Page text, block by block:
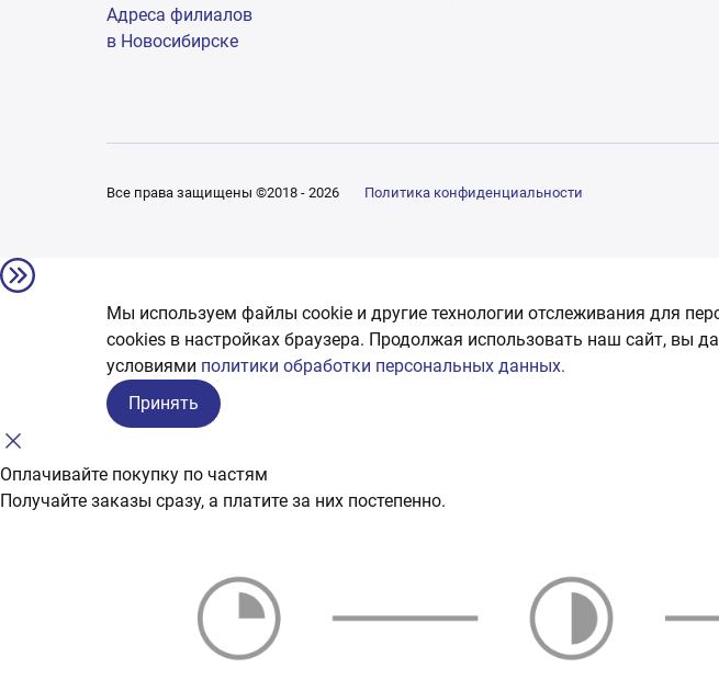
Адреса филиалов
в Новосибирске
Все права защищены ©2018 - 2026 Политика конфиденциальности
Мы используем файлы cookie и другие технологии отслеживания для
сookies в настройках браузера. Продолжая использовать наш сайт, вы
условиями политики обработки персональных данных.
Принять
Оплачивайте покупку по частям
Получайте заказы сразу, а платите за них постепенно.